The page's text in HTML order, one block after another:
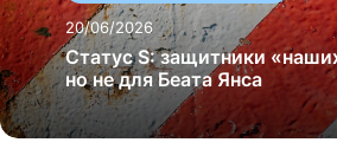
20/06/2026
Статус S: защитники
но не для Беата Янса